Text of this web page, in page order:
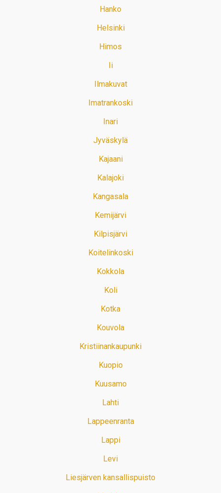
Hanko
Helsinki
Himos
Ii
Ilmakuvat
Imatrankoski
Inari
Jyväskylä
Kajaani
Kalajoki
Kangasala
Kemijärvi
Kilpisjärvi
Koitelinkoski
Kokkola
Koli
Kotka
Kouvola
Kristiinankaupunki
Kuopio
Kuusamo
Lahti
Lappeenranta
Lappi
Levi
Liesjärven kansallispuisto